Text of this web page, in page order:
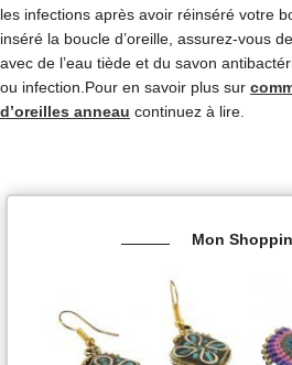
les infections après avoir réinséré votre
inséré la boucle d’oreille, assurez-vous
avec de l’eau tiède et du savon
ou infection.Pour en savoir plus sur
d’oreilles anneau continuez à lire.
Mon